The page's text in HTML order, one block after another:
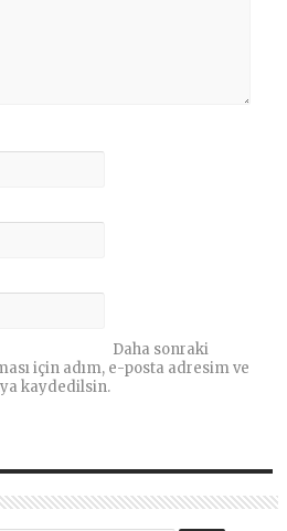
Daha sonraki
için adım, e-posta adresim ve
kaydedilsin.